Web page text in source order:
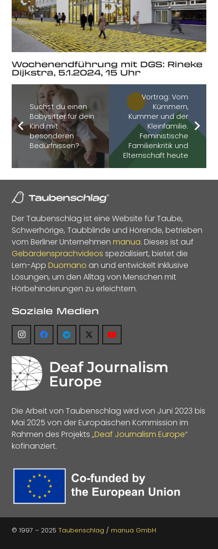
Wochenendführung mit DGS: Rineke
Dijkstra, 5.1.2024, 15 Uhr
Suchst du einen
Babysitter für dein
Kind mit
besonderen
Bedürfnissen?
Vortrag: Vom
Kümmern,
Kummer und der
Kleinfamilie.
Feministische
Familienkritik und
Elternschaft heute
Der Taubenschlag ist eine Website für Taube,
Schwerhörige, Taubblinde und Hörende, betrieben
vom Berliner Unternehmen manua. Dieses ist auf
Gebärdensprachvideos spezialisiert, bietet die
Lern-App Duomano an und entwickelt inklusive
Lösungen, um den Alltag von Menschen mit
Hörbehinderungen zu erleichtern.
Soziale Medien
Die Arbeit von Taubenschlag wird von Juni 2023 bis
Mai 2025 von der Europäischen Kommission im
Rahmen des Projekts „Deaf Journalism Europe“
kofinanziert.
© 1997 – 2025 Taubenschlag / manua GmbH